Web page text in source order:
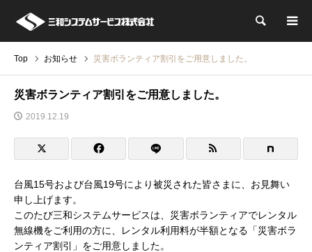
検索
Top お知らせ 災害ボランティア割引をご用意しました。
災害ボランティア割引をご用意しました。
2019.12.19
台風15号および台風19号により被災された皆さまに、お見舞い
申し上げます。
このたび三和システムサービスは、災害ボランティアでレンタル
無線機をご利用の方に、レンタル利用料が半額となる「災害ボラ
ンティア割引」をご用意しました。